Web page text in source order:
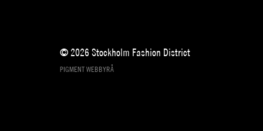
© 2026 Stockholm Fashion District
PIGMENT WEBBYRÅ